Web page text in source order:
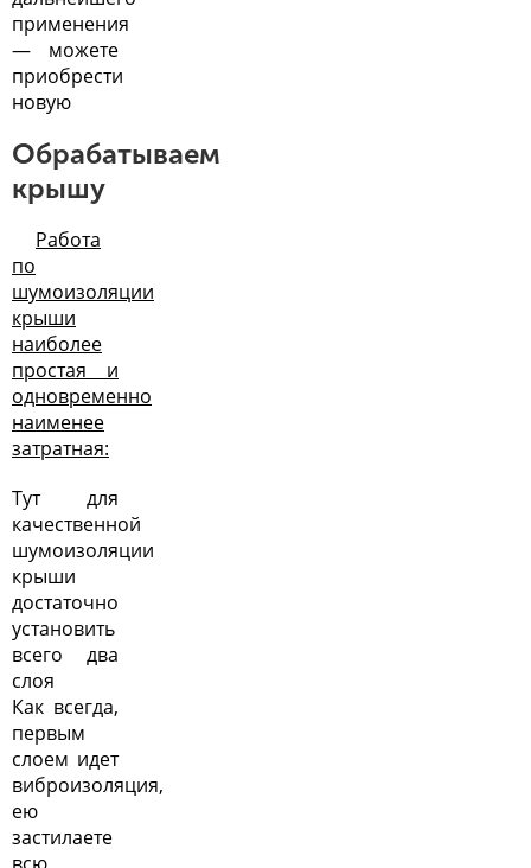
применения
— можете
приобрести
новую
Обрабатываем
крышу
Работа
по
шумоизоляции
крыши
наиболее
простая и
одновременно
наименее
затратная:
Тут для
качественной
шумоизоляции
крыши
достаточно
установить
всего два
слоя
Как всегда,
первым
слоем идет
виброизоляция,
ею
застилаете